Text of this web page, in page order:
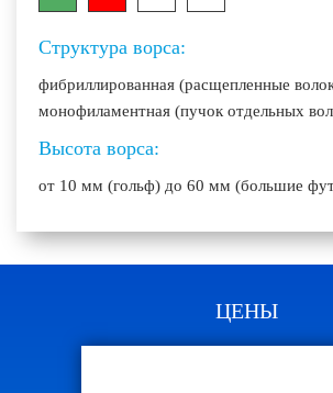
Структура ворса:
фибриллированная (расщепленные
монофиламентная (пучок отдельных
Высота ворса:
от 10 мм (гольф) до 60 мм (большие
ЦЕНЫ